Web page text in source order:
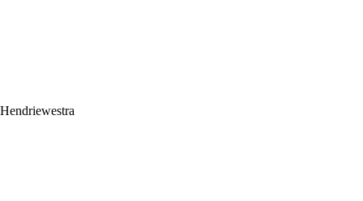
Hendriewestra